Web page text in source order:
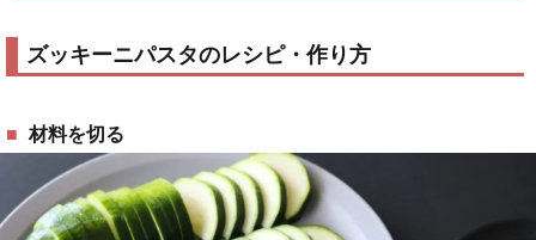
ズッキーニパスタのレシピ・作り方
材料を切る